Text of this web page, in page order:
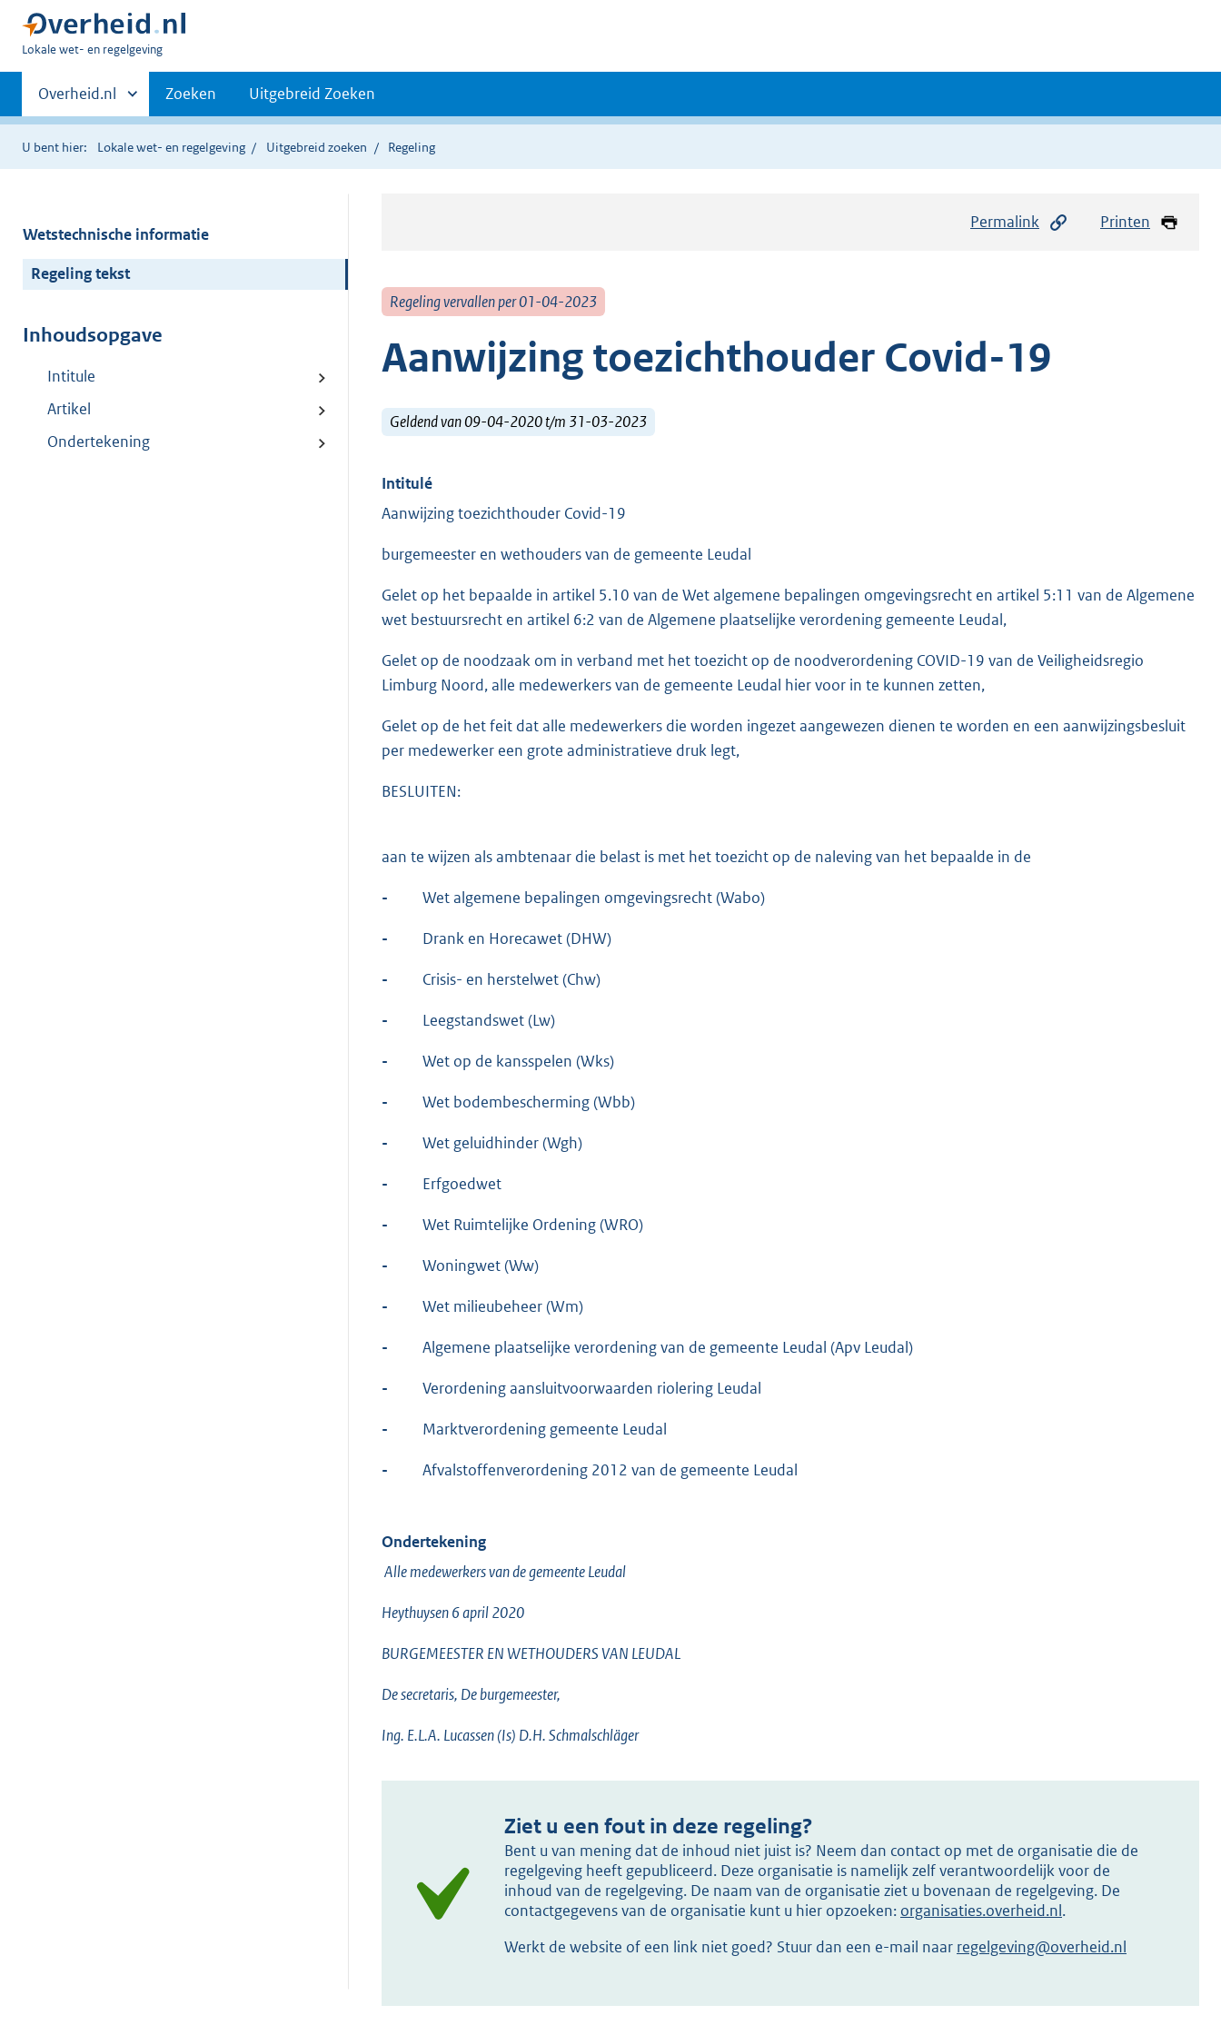
U
hier:
Lokale wet- en regelgeving
Primaire
navigatie
Andere
sites
binnen
Overheid.nl Zoeken Uitgebreid Zoeken
U bent hier: Lokale wet- en regelgeving Uitgebreid zoeken Regeling
Wetstechnische informatie
Regeling tekst
Inhoudsopgave
Intitule
Artikel
Ondertekening
Permalink Printen
Regeling vervallen per 01-04-2023
Aanwijzing toezichthouder Covid-19
Geldend van 09-04-2020 t/m 31-03-2023
Intitulé
Aanwijzing toezichthouder Covid-19
burgemeester en wethouders van de gemeente Leudal
Gelet op het bepaalde in artikel 5.10 van de Wet algemene bepalingen omgevingsrecht en artikel 5:11 van de Algemene
wet bestuursrecht en artikel 6:2 van de Algemene plaatselijke verordening gemeente Leudal,
Gelet op de noodzaak om in verband met het toezicht op de noodverordening COVID-19 van de Veiligheidsregio
Limburg Noord, alle medewerkers van de gemeente Leudal hier voor in te kunnen zetten,
Gelet op de het feit dat alle medewerkers die worden ingezet aangewezen dienen te worden en een aanwijzingsbesluit
per medewerker een grote administratieve druk legt,
BESLUITEN:
aan te wijzen als ambtenaar die belast is met het toezicht op de naleving van het bepaalde in de
- Wet algemene bepalingen omgevingsrecht (Wabo)
- Drank en Horecawet (DHW)
- Crisis- en herstelwet (Chw)
- Leegstandswet (Lw)
- Wet op de kansspelen (Wks)
- Wet bodembescherming (Wbb)
- Wet geluidhinder (Wgh)
- Erfgoedwet
- Wet Ruimtelijke Ordening (WRO)
- Woningwet (Ww)
- Wet milieubeheer (Wm)
- Algemene plaatselijke verordening van de gemeente Leudal (Apv Leudal)
- Verordening aansluitvoorwaarden riolering Leudal
- Marktverordening gemeente Leudal
- Afvalstoffenverordening 2012 van de gemeente Leudal
Ondertekening
Alle medewerkers van de gemeente Leudal
Heythuysen 6 april 2020
BURGEMEESTER EN WETHOUDERS VAN LEUDAL
De secretaris, De burgemeester,
Ing. E.L.A. Lucassen (Is) D.H. Schmalschläger
Ziet u een fout in deze regeling?
Bent u van mening dat de inhoud niet juist is? Neem dan contact op met de organisatie die de
regelgeving heeft gepubliceerd. Deze organisatie is namelijk zelf verantwoordelijk voor de
inhoud van de regelgeving. De naam van de organisatie ziet u bovenaan de regelgeving. De
contactgegevens van de organisatie kunt u hier opzoeken: organisaties.overheid.nl.
Werkt de website of een link niet goed? Stuur dan een e-mail naar regelgeving@overheid.nl